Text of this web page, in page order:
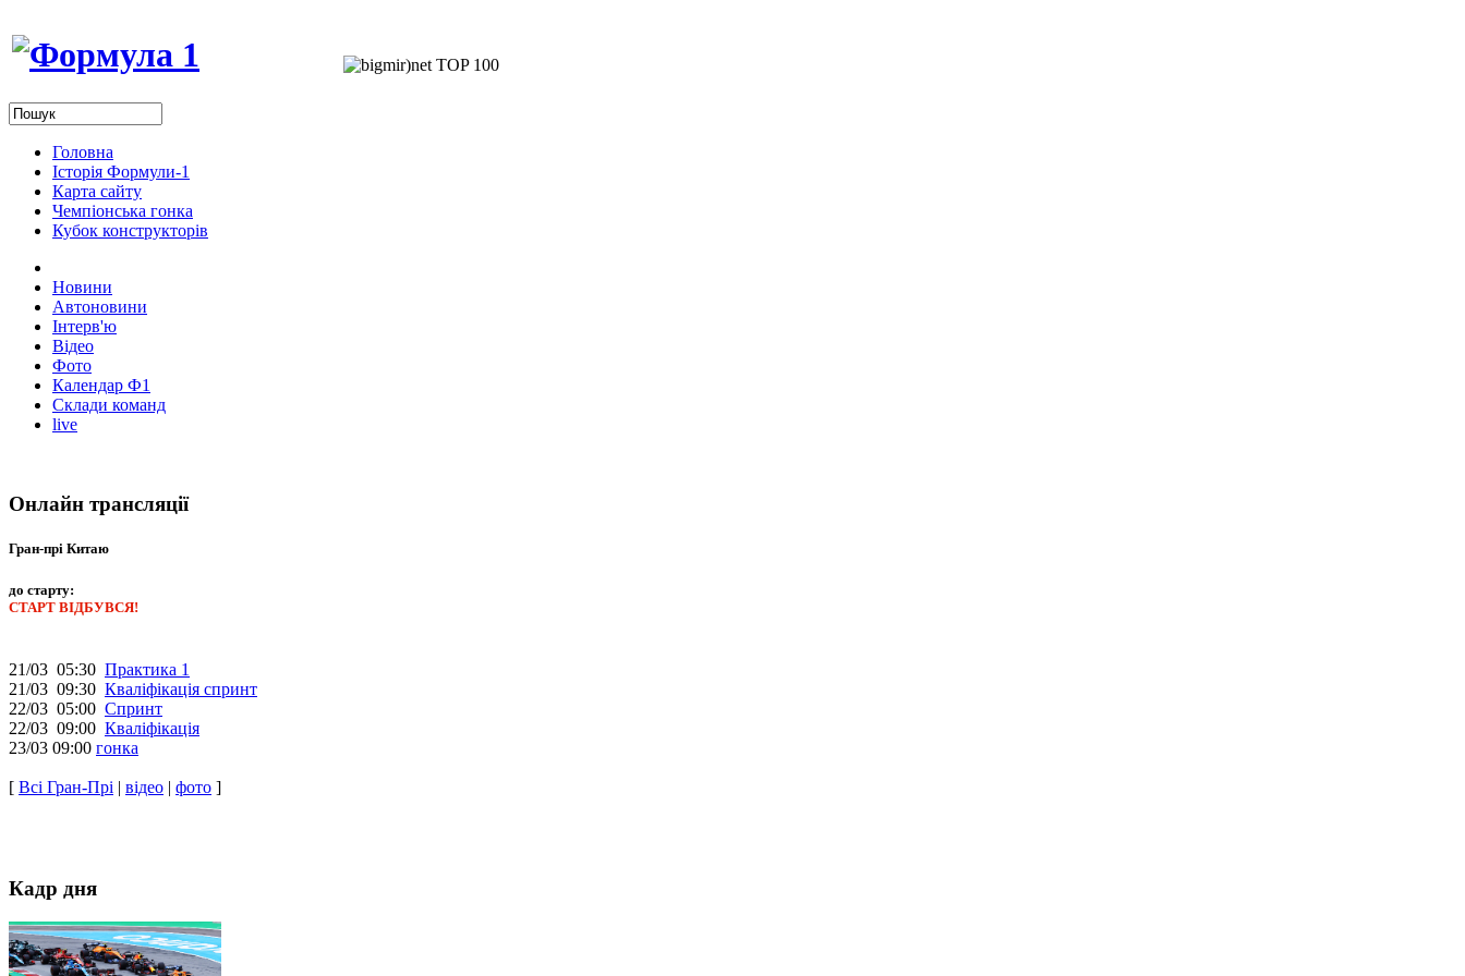
Головна
Історія Формули-1
Карта сайту
Чемпіонська гонка
Кубок конструкторів
Новини
Автоновини
Інтерв'ю
Відео
Фото
Календар Ф1
Склади команд
live
Онлайн трансляції
Гран-прі Китаю
до старту:
СТАРТ ВІДБУВСЯ!
21/03 05:30 Практика 1
21/03 09:30 Кваліфікація спринт
22/03 05:00 Спринт
22/03 09:00 Кваліфікація
23/03 09:00 гонка
[ Всі Гран-Прі | відео | фото ]
Кадр дня